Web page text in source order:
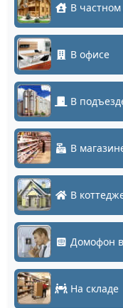
В
В офисе
В
В
В
Домофон
На складе